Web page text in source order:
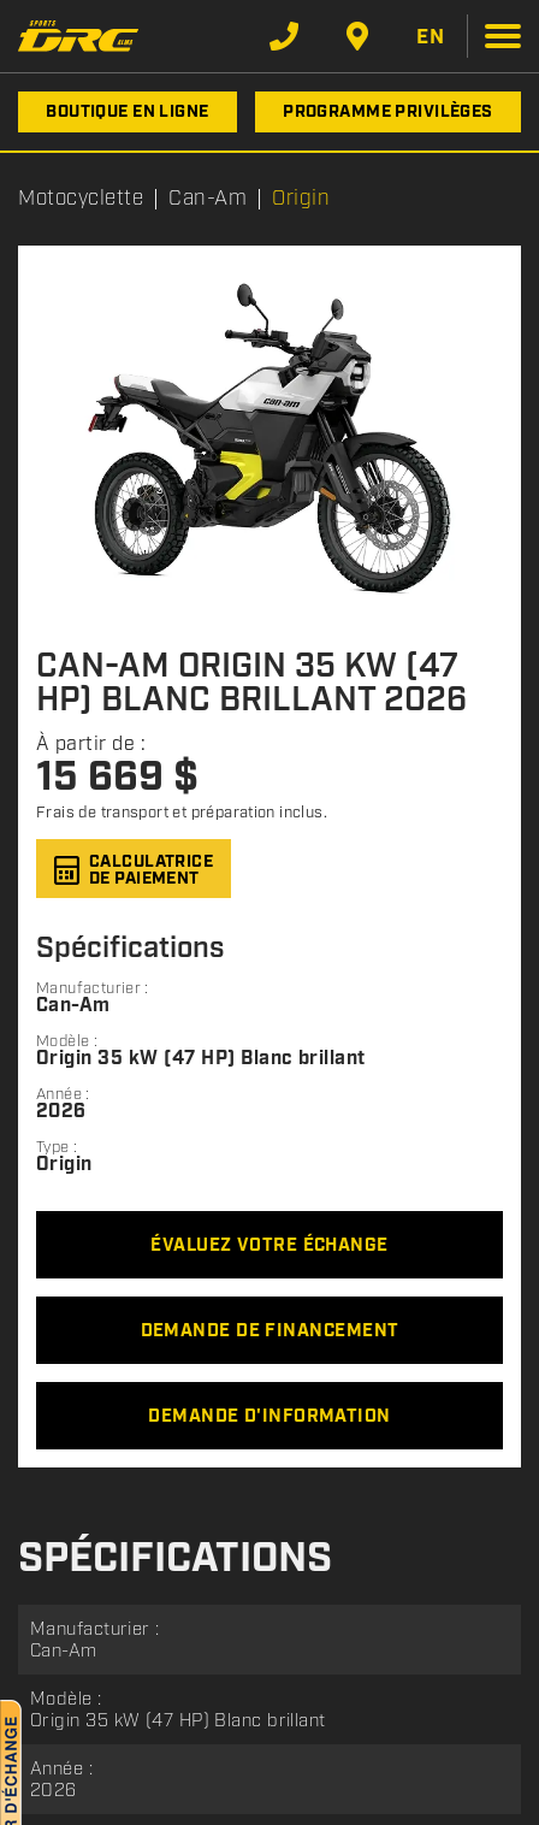
EN
BOUTIQUE EN LIGNE PROGRAMME PRIVILÈGES
Motocyclette Can-Am Origin
CAN-AM ORIGIN 35 KW (47
HP) BLANC BRILLANT 2026
À partir de :
15 669 $
Frais de transport et préparation inclus.
CALCULATRICE
DE PAIEMENT
Spécifications
Manufacturier :
Can-Am
Modèle :
Origin 35 kW (47 HP) Blanc brillant
Année :
2026
Type :
Origin
ÉVALUEZ VOTRE ÉCHANGE
DEMANDE DE FINANCEMENT
DEMANDE D'INFORMATION
SPÉCIFICATIONS
Manufacturier :
Can-Am
Modèle :
Origin 35 kW (47 HP) Blanc brillant
Année :
2026